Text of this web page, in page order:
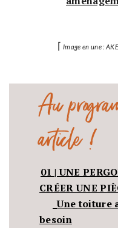
⌈Image en une :
Au
article !
01 | UNE
CRÉER UNE
_Une toiture
besoin